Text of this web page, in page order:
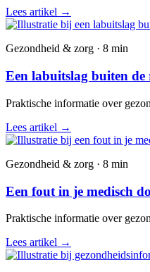
Lees artikel →
Gezondheid & zorg · 8 min
Een labuitslag buiten de
Praktische informatie over
Lees artikel →
Gezondheid & zorg · 8 min
Een fout in je medisch
Praktische informatie over
Lees artikel →